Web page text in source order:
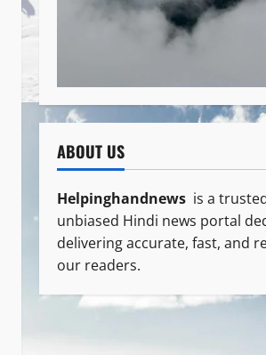
ABOUT US
Helpinghandnews is a
unbiased Hindi news portal
delivering accurate, fast, and
our readers.